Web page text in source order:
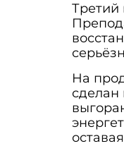
Третий
На
сделан